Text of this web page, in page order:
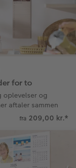
for to
oplevelser og
aftaler sammen
fra 209,00 kr.*